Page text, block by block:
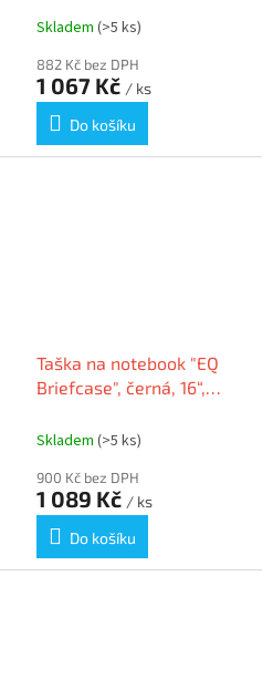
Skladem (>5 ks)
882 Kč bez DPH
1 067 Kč / ks
Do košíku
Taška na notebook "EQ
Briefcase", černá, 16“,
KENSINGTON K60390WW
Skladem (>5 ks)
900 Kč bez DPH
1 089 Kč / ks
Do košíku